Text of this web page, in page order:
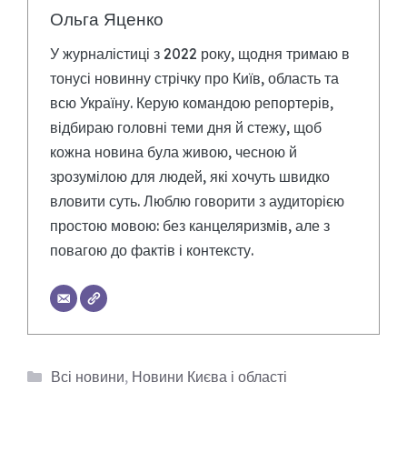
Ольга Яценко
У журналістиці з 2022 року, щодня тримаю в
тонусі новинну стрічку про Київ, область та
всю Україну. Керую командою репортерів,
відбираю головні теми дня й стежу, щоб
кожна новина була живою, чесною й
зрозумілою для людей, які хочуть швидко
вловити суть. Люблю говорити з аудиторією
простою мовою: без канцеляризмів, але з
повагою до фактів і контексту.
Категорії
Всі новини, Новини Києва і області